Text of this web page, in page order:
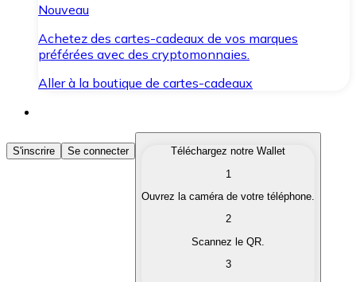
Nouveau
Achetez des cartes-cadeaux de vos marques
préférées avec des cryptomonnaies.
Aller à la boutique de cartes-cadeaux
Acheter des Cryptomonnaies
Achetez les cryptomonnaies qui vous intéressent
Convertissez vos cryptomonnaies en monnaie
S'inscrire Se connecter
Téléchargez notre Wallet
1
Ouvrez la caméra de votre téléphone.
2
Scannez le QR.
3